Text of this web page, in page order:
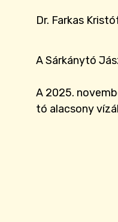
Dr. Farkas
A Sárkánytó
A 2025.
tó alacsony